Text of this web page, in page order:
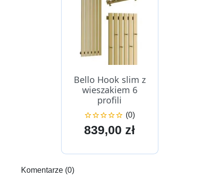
Bello Hook slim z
wieszakiem 6
profili
 (0)
Cena
839,00 zł
Komentarze (0)